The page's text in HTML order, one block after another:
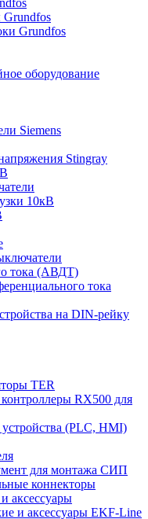
Grundfos
оборудование
Siemens
Stingray
10кВ
тока (АВДТ)
тока
на DIN-рейку
TER
RX500 для
(PLC, HMI)
для монтажа СИП
коннекторы
аксессуары
и аксессуары EKF-Line